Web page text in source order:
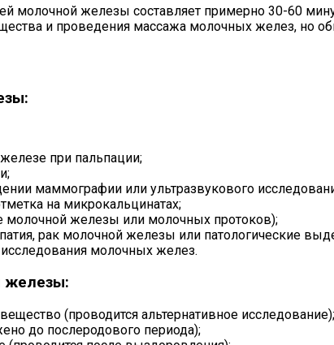
молочной железы составляет примерно 30-60
и проведения массажа молочных желез, но
при пальпации;
маммографии или ультразвукового
на микрокальцинатах;
молочной железы или молочных протоков);
рак молочной железы или патологические
молочных желез.
железы:
(проводится альтернативное исследование);
до послеродового периода);